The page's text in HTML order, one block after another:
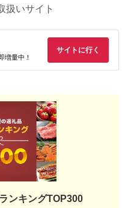
扱いサイト
増量中！
サイトに行く
ンキングTOP300